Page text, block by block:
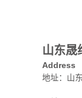
山东晟
Address
地址：山